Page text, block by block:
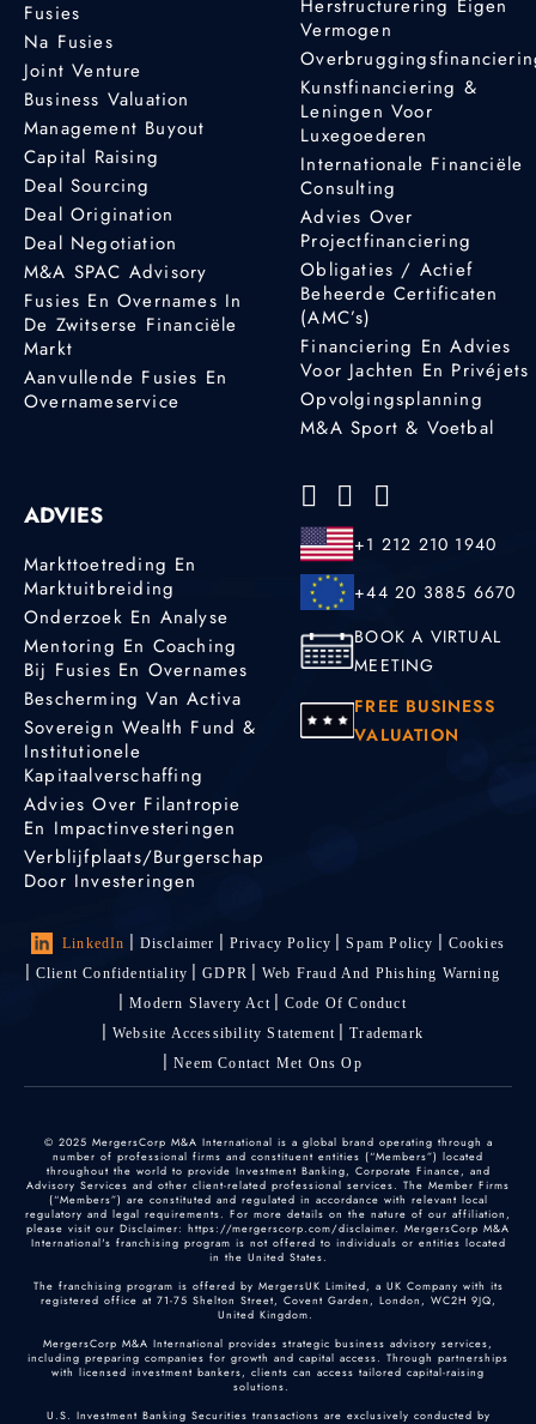
Fusies
Na Fusies
Joint Venture
Business Valuation
Management Buyout
Capital Raising
Deal Sourcing
Deal Origination
Deal Negotiation
M&A SPAC Advisory
Fusies En Overnames In
De Zwitserse Financiële
Markt
Aanvullende Fusies En
Overnameservice
Herstructurering Eigen
Vermogen
Kunstfinanciering &
Leningen Voor
Luxegoederen
Internationale Financiële
Consulting
Advies Over
Projectfinanciering
Obligaties / Actief
Beheerde Certificaten
(AMC’s)
Financiering En Advies
Voor Jachten En Privéjets
Opvolgingsplanning
M&A Sport & Voetbal
ADVIES
Markttoetreding En
Marktuitbreiding
Onderzoek En Analyse
Mentoring En Coaching
Bij Fusies En Overnames
Bescherming Van Activa
Sovereign Wealth Fund &
Institutionele
Kapitaalverschaffing
Advies Over Filantropie
En Impactinvesteringen
Verblijfplaats/burgerschap
Door Investeringen
+1 212 210 1940
+44 20 3885 6670
BOOK A VIRTUAL
MEETING
FREE BUSINESS
VALUATION
LinkedIn Disclaimer Privacy Policy Spam Policy
Cookies
Client Confidentiality
GDPR
Web Fraud And Phishing Warning
Modern Slavery Act
Code Of Conduct
Website Accessibility Statement
Trademark
Neem Contact Met Ons Op
© 2025 MergersCorp M&A International is a global brand operating through a
number of professional firms and constituent entities (“Members”) located
throughout the world to provide Investment Banking, Corporate Finance, and
Advisory Services and other client-related professional services. The Member Firms
(“Members”) are constituted and regulated in accordance with relevant local
regulatory and legal requirements. For more details on the nature of our affiliation,
please visit our Disclaimer: https://mergerscorp.com/disclaimer. MergersCorp M&A
International's franchising program is not offered to individuals or entities located
in the United States.
The franchising program is offered by MergersUK Limited, a UK Company with its
registered office at 71-75 Shelton Street, Covent Garden, London, WC2H 9JQ,
United Kingdom.
MergersCorp M&A International provides strategic business advisory services,
including preparing companies for growth and capital access. Through partnerships
with licensed investment bankers, clients can access tailored capital-raising
solutions.
U.S. Investment Banking Securities transactions are exclusively conducted by